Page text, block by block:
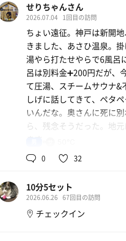
たこ焼き
ソース マヨ 辛子
雪彦山 純米鬼辛
カイザー
せりちゃんさん
2026.07.04 1回目の訪問
ちょい遠征。神戸は新開
きました、あさひ温泉。
湯やら打たせやらで6風呂
呂は別料金➕200円だが、
て圧湯、スチームサウナ
しげに話してきて、ペタ
いんだな。奥さんに死に
ら、残念そうだった。地
0 32
10分5セット
2026.06.26 67回目の訪問
チェックイン